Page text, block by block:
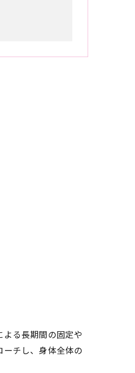
る長期間の固定や
チし、身体全体の